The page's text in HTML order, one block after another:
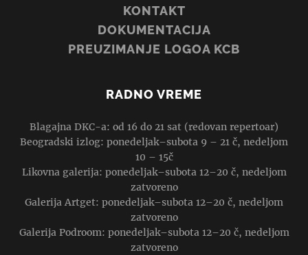
KONTAKT
DOKUMENTACIJA
PREUZIMANJE LOGOA KCB
RADNO VREME
Blagajna DKC-a: od 16 do 21 sat (redovan repertoar)
Beogradski izlog: ponedeljak–subota 9 – 21 č, nedeljom
10 – 15č
Likovna galerija: ponedeljak–subota 12–20 č, nedeljom
zatvoreno
Galerija Artget: ponedeljak–subota 12–20 č, nedeljom
zatvoreno
Galerija Podroom: ponedeljak–subota 12–20 č, nedeljom
zatvoreno